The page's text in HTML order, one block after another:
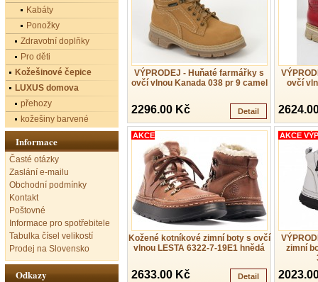
VÝPRODEJ - Huňaté farmářky s
ovčí vlnou Kanada 038 pr 9 camel
2296.00 Kč Detail
ovčí
Kožené kotníkové zimní boty s ovčí
vlnou LESTA 6322-7-19E1 hnědá
AKCE
2633.00 Kč Detail
zimní
AKCE
Kabáty
Ponožky
Zdravotní doplňky
Pro děti
Kožešinové čepice
LUXUS domova
přehozy
kožešiny barvené
Informace
Časté otázky
Zaslání e-mailu
Obchodní podmínky
Kontakt
Poštovné
Informace pro spotřebitele
Tabulka čísel velikostí
Prodej na Slovensko
Odkazy